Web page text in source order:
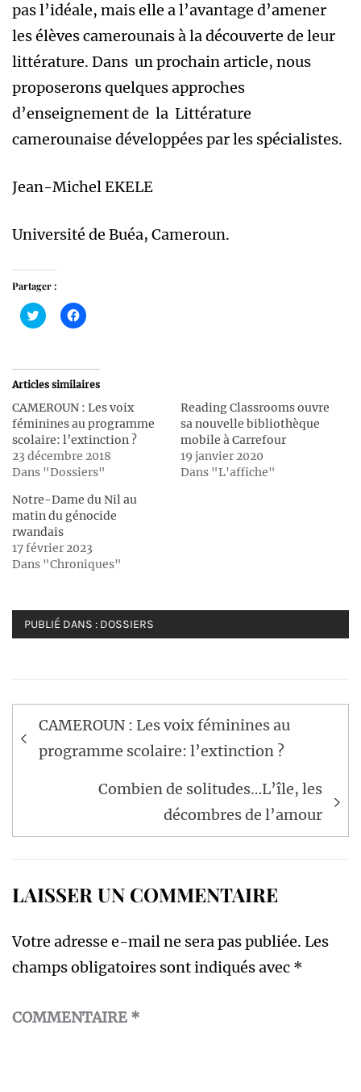
pas l’idéale, mais elle a l’avantage d’amener
les élèves camerounais à la découverte de leur
littérature. Dans un prochain article, nous
proposerons quelques approches
d’enseignement de la Littérature
camerounaise développées par les spécialistes.
Jean-Michel EKELE
Université de Buéa, Cameroun.
Partager :
Cliquez
pour
dans
une
nouvelle
Cliquez
pour
dans
une
nouvelle
Articles similaires
CAMEROUN : Les voix
féminines au programme
scolaire: l’extinction ?
23 décembre 2018
Dans "Dossiers"
Reading Classrooms ouvre
sa nouvelle bibliothèque
mobile à Carrefour
19 janvier 2020
Dans "L'affiche"
Notre-Dame du Nil au
matin du génocide
rwandais
17 février 2023
Dans "Chroniques"
PUBLIÉ DANS : DOSSIERS
Navigation
de
l’article
CAMEROUN : Les voix féminines au
programme scolaire: l’extinction ?
Combien de solitudes…L’île, les
décombres de l’amour
LAISSER UN COMMENTAIRE
Votre adresse e-mail ne sera pas publiée. Les
champs obligatoires sont indiqués avec *
COMMENTAIRE *